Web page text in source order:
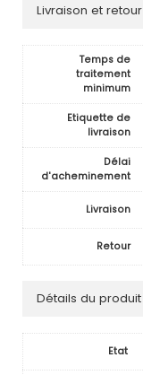
Livraison et retour
Temps de
traitement
minimum
Etiquette de
livraison
Délai
d'acheminement
Livraison
Retour
Détails du produit
Etat